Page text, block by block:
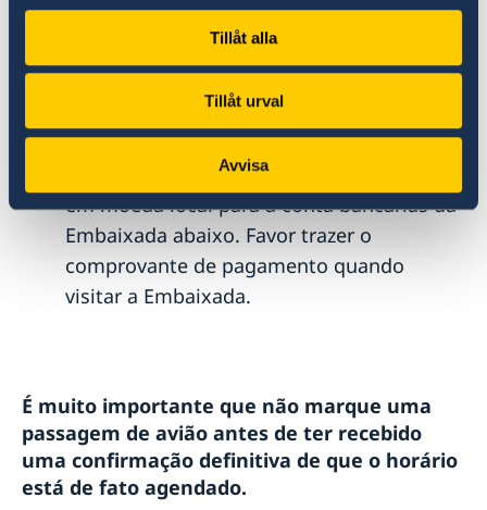
Tillåt alla
Tillåt urval
Avvisa
risco de cancelamento de destruição.
A taxa da emissão não é devolvida. A taxa
é do mesmo valor que a taxa de emissão
de um passaporte comum (vide
Emolumentos/Tabela de Taxas) e é paga
em moeda local para a conta bancárias da
Embaixada abaixo. Favor trazer o
comprovante de pagamento quando
visitar a Embaixada.
É muito importante que não marque uma
passagem de avião antes de ter recebido
uma confirmação definitiva de que o horário
está de fato agendado.